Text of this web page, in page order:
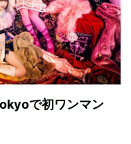
で初ワンマン